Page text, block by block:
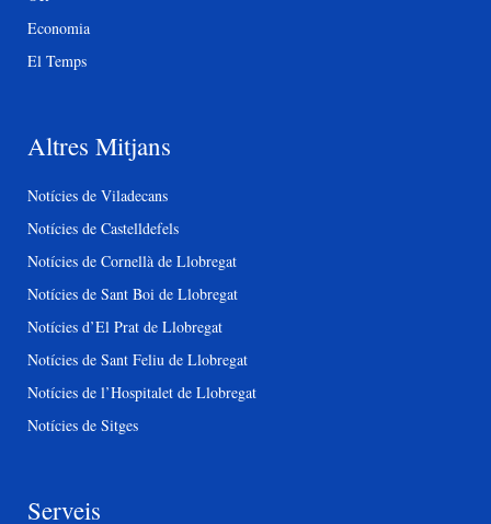
Economia
El Temps
Altres Mitjans
Notícies de Viladecans
Notícies de Castelldefels
Notícies de Cornellà de Llobregat
Notícies de Sant Boi de Llobregat
Notícies d’El Prat de Llobregat
Notícies de Sant Feliu de Llobregat
Notícies de l’Hospitalet de Llobregat
Notícies de Sitges
Serveis